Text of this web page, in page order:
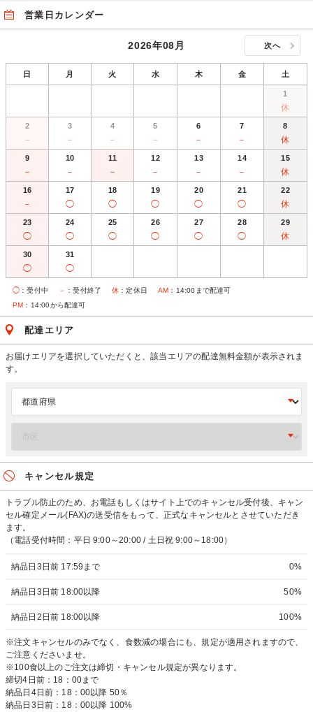
営業日カレンダー
2026年08月 次へ
日 月 火 水 木 金 土
1
休
2
－
3
－
4
－
5
－
6
－
7
－
8
休
9
－
10
－
11
－
12
－
13
－
14
－
15
休
16
－
17
◯
18
◯
19
◯
20
◯
21
◯
22
休
23
◯
24
◯
25
◯
26
◯
27
◯
28
◯
29
休
30
◯
31
◯
◯ ：受付中 － ：受付終了 休 ：定休日 AM ：14:00まで配達可
PM ：14:00から配達可
配達エリア
お届けエリアを選択していただくと、該当エリアの配達無料金額が表示されま
す。
キャンセル規定
トラブル防止のため、お電話もしくはサイト上でのキャンセル受付後、キャン
セル確定メール(FAX)の送受信をもって、正式なキャンセルとさせていただき
ます。
（電話受付時間：平日 9:00～20:00 / 土日祝 9:00～18:00）
納品日3日前 17:59まで 0%
納品日3日前 18:00以降 50%
納品日2日前 18:00以降 100%
※注文キャンセルのみでなく、食数減の場合にも、規定が適用されますので、
ご注意くださいませ。
※100食以上のご注文は締切・キャンセル規定が異なります。
締切4日前：18：00まで
納品日4日前：18：00以降 50％
納品日3日前：18：00以降 100%